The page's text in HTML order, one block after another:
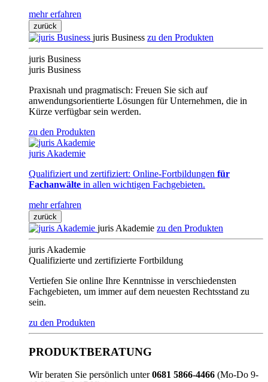
mehr erfahren
zurück
juris Business zu den Produkten
juris Business
juris Business
Praxisnah und pragmatisch: Freuen Sie sich auf
anwendungsorientierte Lösungen für Unternehmen, die in
Kürze verfügbar sein werden.
zu den Produkten
juris Akademie
Qualifiziert und zertifiziert: Online-Fortbildungen für
Fachanwälte in allen wichtigen Fachgebieten.
mehr erfahren
zurück
juris Akademie zu den Produkten
juris Akademie
Qualifizierte und zertifizierte Fortbildung
Vertiefen Sie online Ihre Kenntnisse in verschiedensten
Fachgebieten, um immer auf dem neuesten Rechtsstand zu
sein.
zu den Produkten
PRODUKTBERATUNG
Wir beraten Sie persönlich unter0681 5866-4466 (Mo-Do 9-